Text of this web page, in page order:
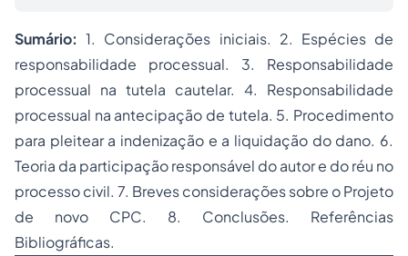
Sumário: 1. Considerações iniciais. 2. Espécies de
responsabilidade processual. 3. Responsabilidade
processual na tutela cautelar. 4. Responsabilidade
processual na antecipação de tutela. 5. Procedimento
para pleitear a indenização e a liquidação do dano. 6.
Teoria da participação responsável do autor e do réu no
processo civil. 7. Breves considerações sobre o Projeto
de novo CPC. 8. Conclusões. Referências
Bibliográficas.